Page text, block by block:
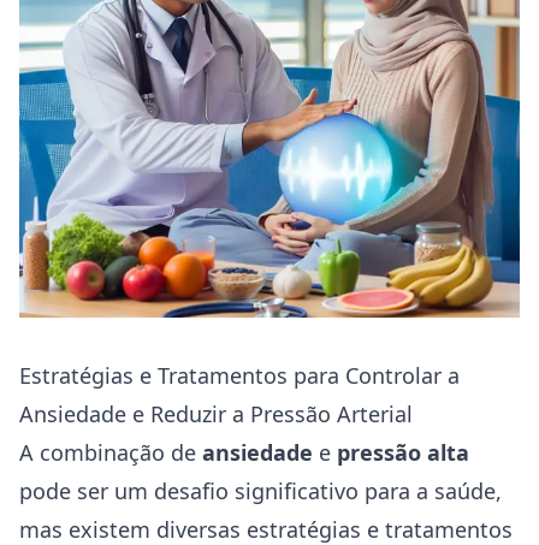
Estratégias e Tratamentos para Controlar a
Ansiedade e Reduzir a Pressão Arterial
A combinação de ansiedade e pressão alta
pode ser um desafio significativo para a saúde,
mas existem diversas estratégias e tratamentos